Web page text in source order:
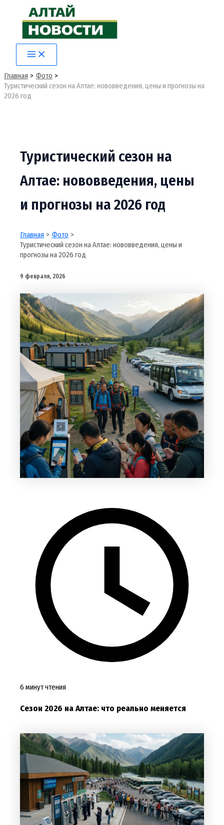
содержимому
Main
Menu
Главная
Фото
Туристический сезон на Алтае: нововведения, цены и прогнозы на
2026 год
Туристический сезон на
Алтае: нововведения, цены
и прогнозы на 2026 год
Главная
Фото
Туристический сезон на Алтае: нововведения, цены и
прогнозы на 2026 год
9 февраля, 2026
6 минут чтения
Сезон 2026 на Алтае: что реально меняется